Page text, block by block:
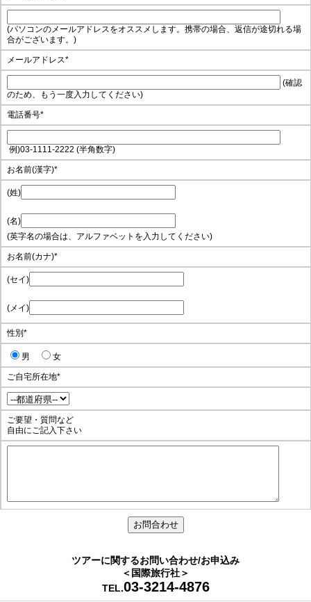
(パソコンのメールアドレスをオススメします。携帯の場合、返信が途切れる場
合がございます。)
メールアドレス*
(確認
のため、もう一度入力してください)
電話番号*
例)03-1111-2222 (半角数字)
お名前(漢字)*
(姓)
(名)
(英字名の場合は、アルファベットを入力してください)
お名前(カナ)*
(セイ)
(メイ)
性別 *
男 女
ご自宅所在地*
ご要望・質問など
自由にご記入下さい
ツアーに関するお問い合わせ/お申込み
＜国際旅行社＞
TEL.03-3214-4876